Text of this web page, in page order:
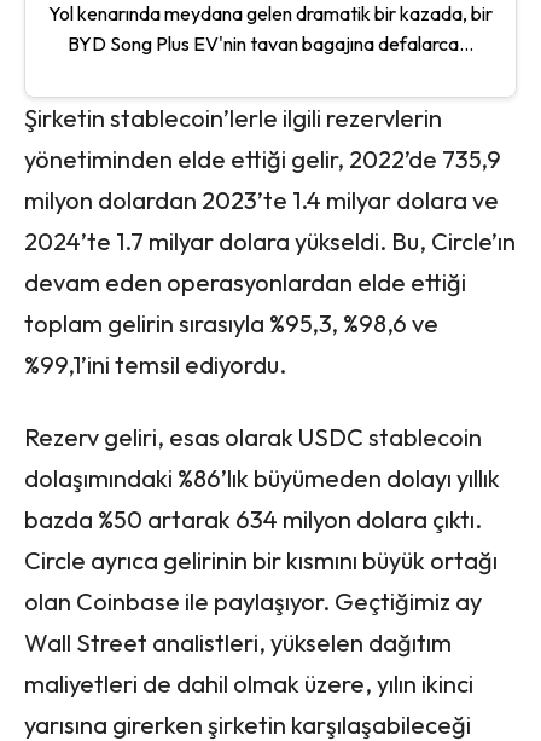
Yol kenarında meydana gelen dramatik bir kazada, bir
BYD Song Plus EV'nin tavan bagajına defalarca...
Şirketin stablecoin’lerle ilgili rezervlerin
yönetiminden elde ettiği gelir, 2022’de 735,9
milyon dolardan 2023’te 1.4 milyar dolara ve
2024’te 1.7 milyar dolara yükseldi. Bu, Circle’ın
devam eden operasyonlardan elde ettiği
toplam gelirin sırasıyla %95,3, %98,6 ve
%99,1’ini temsil ediyordu.
Rezerv geliri, esas olarak USDC stablecoin
dolaşımındaki %86’lık büyümeden dolayı yıllık
bazda %50 artarak 634 milyon dolara çıktı.
Circle ayrıca gelirinin bir kısmını büyük ortağı
olan Coinbase ile paylaşıyor. Geçtiğimiz ay
Wall Street analistleri, yükselen dağıtım
maliyetleri de dahil olmak üzere, yılın ikinci
yarısına girerken şirketin karşılaşabileceği